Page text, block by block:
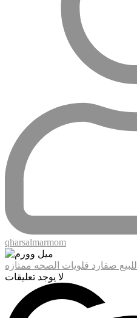
qharsalmarmom
للبيع صفارد قلويات الصحه ممتازه
لا يوجد تعليقات